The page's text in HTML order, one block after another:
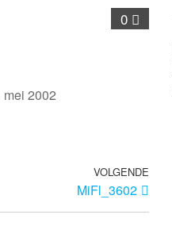
0
2002
VOLGENDE
MiFl_3602